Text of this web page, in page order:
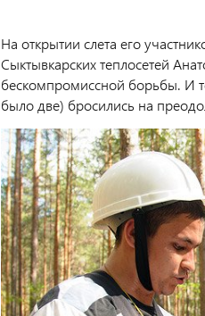
На открытии слета его
Сыктывкарских теплосетей
бескомпромиссной борьбы. И
было две) бросились на